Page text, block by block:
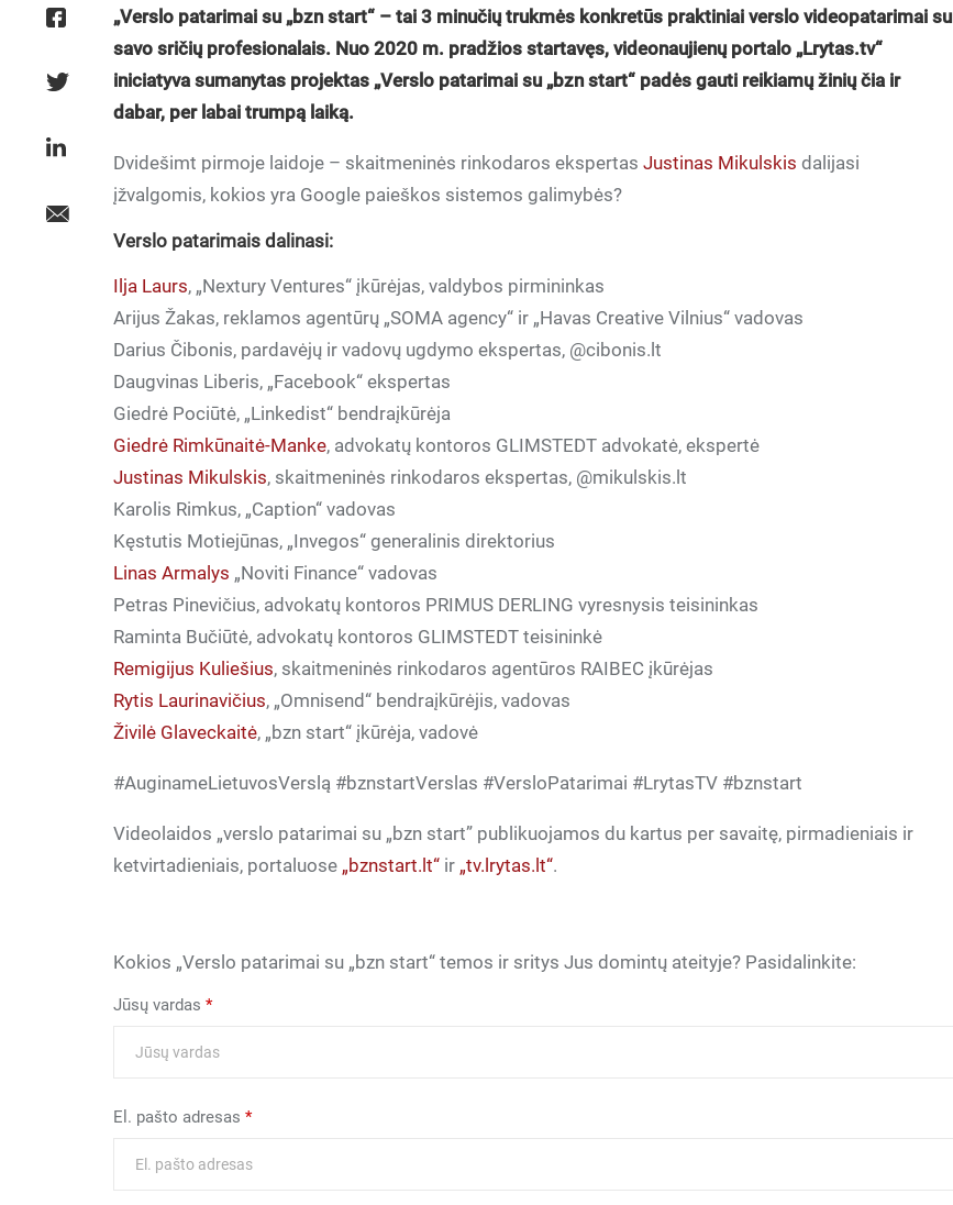
„Verslo patarimai su „bzn start“ – tai 3 minučių trukmės konkretūs praktiniai verslo videopatarimai su
savo sričių profesionalais. Nuo 2020 m. pradžios startavęs, videonaujienų portalo „Lrytas.tv“
iniciatyva sumanytas projektas „Verslo patarimai su „bzn start“ padės gauti reikiamų žinių čia ir
dabar, per labai trumpą laiką.
Dvidešimt pirmoje laidoje – skaitmeninės rinkodaros ekspertasJustinas Mikulskis dalijasi
įžvalgomis, kokios yra Google paieškos sistemos galimybės?
Verslo patarimais dalinasi:
Ilja Laurs, „Nextury Ventures“ įkūrėjas, valdybos pirmininkas
Arijus Žakas, reklamos agentūrų „SOMA agency“ ir „Havas Creative Vilnius“ vadovas
Darius Čibonis, pardavėjų ir vadovų ugdymo ekspertas, @cibonis.lt
Daugvinas Liberis, „Facebook“ ekspertas
Giedrė Pociūtė, „Linkedist“ bendraįkūrėja
Giedrė Rimkūnaitė-Manke, advokatų kontoros GLIMSTEDT advokatė, ekspertė
Justinas Mikulskis, skaitmeninės rinkodaros ekspertas, @mikulskis.lt
Karolis Rimkus, „Caption“ vadovas
Kęstutis Motiejūnas, „Invegos“ generalinis direktorius
Linas Armalys „Noviti Finance“ vadovas
Petras Pinevičius, advokatų kontoros PRIMUS DERLING vyresnysis teisininkas
Raminta Bučiūtė, advokatų kontoros GLIMSTEDT teisininkė
Remigijus Kuliešius, skaitmeninės rinkodaros agentūros RAIBEC įkūrėjas
Rytis Laurinavičius, „Omnisend“ bendraįkūrėjis, vadovas
Živilė Glaveckaitė, „bzn start“ įkūrėja, vadovė
#AuginameLietuvosVerslą #bznstartVerslas #VersloPatarimai #LrytasTV #bznstart
Videolaidos „verslo patarimai su „bzn start” publikuojamos du kartus per savaitę, pirmadieniais ir
ketvirtadieniais, portaluose „bznstart.lt“ ir „tv.lrytas.lt“.
Kokios „Verslo patarimai su „bzn start“ temos ir sritys Jus domintų ateityje? Pasidalinkite:
Jūsų vardas*
El. pašto adresas*